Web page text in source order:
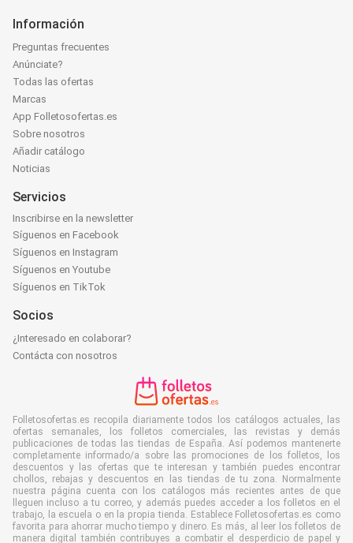
Información
Preguntas frecuentes
Anúnciate?
Todas las ofertas
Marcas
App Folletosofertas.es
Sobre nosotros
Añadir catálogo
Noticias
Servicios
Inscribirse en la newsletter
Síguenos en Facebook
Síguenos en Instagram
Síguenos en Youtube
Síguenos en TikTok
Socios
¿Interesado en colaborar?
Contácta con nosotros
Folletosofertas.es recopila diariamente todos los catálogos actuales, las
ofertas semanales, los folletos comerciales, las revistas y demás
publicaciones de todas las tiendas de España. Así podemos mantenerte
completamente informado/a sobre las promociones de los folletos, los
descuentos y las ofertas que te interesan y también puedes encontrar
chollos, rebajas y descuentos en las tiendas de tu zona. Normalmente
nuestra página cuenta con los catálogos más recientes antes de que
lleguen incluso a tu correo, y además puedes acceder a los folletos en el
trabajo, la escuela o en la propia tienda. Establece Folletosofertas.es como
favorita para ahorrar mucho tiempo y dinero. Es más, al leer los folletos de
manera digital también contribuyes a combatir el desperdicio de papel y